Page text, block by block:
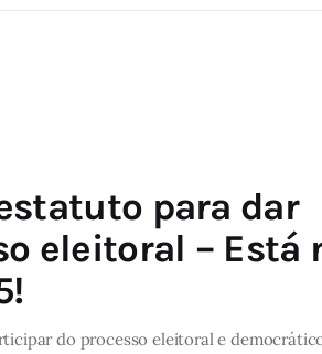
para dar
eleitoral – Está
do processo eleitoral e